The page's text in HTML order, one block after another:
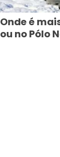
Onde é
ou no Pólo